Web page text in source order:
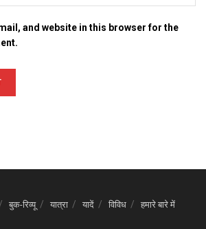
and website in this browser for the
बुक-रिव्यू यात्रा यादें विविध हमारे बारे में